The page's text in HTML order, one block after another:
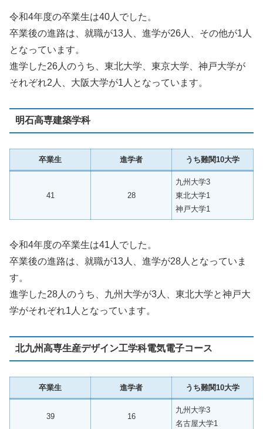
令和4年度の卒業生は40人でした。
卒業後の進路は、就職が13人、進学が26人、その他が1人
となっています。
進学した26人のうち、東北大学、東京大学、神戸大学が
それぞれ2人、大阪大学が1人となっています。
明石高専建築学科
卒業生 進学者 うち難関10大学
41 28
九州大学3
東北大学1
神戸大学1
令和4年度の卒業生は41人でした。
卒業後の進路は、就職が13人、進学が28人となっていま
す。
進学した28人のうち、九州大学が3人、東北大学と神戸大
学がそれぞれ1人となっています。
北九州高専生産デザイン工学科電気電子コース
卒業生 進学者 うち難関10大学
39 16
九州大学3
名古屋大学1